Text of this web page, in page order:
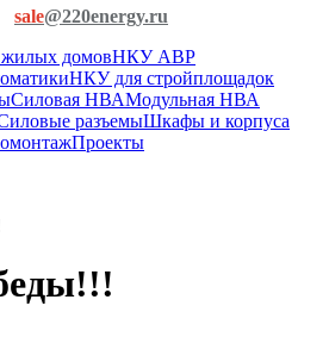
sale@220energy.ru
домовНКУ АВР
НКУ для стройплощадок
Силовая НВАМодульная НВА
разъемыШкафы и корпуса
Проекты